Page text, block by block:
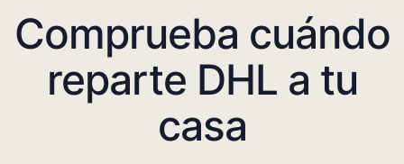
Comprueba cuándo
reparte DHL a tu
casa